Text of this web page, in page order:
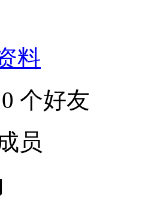
料
0 个好友
员